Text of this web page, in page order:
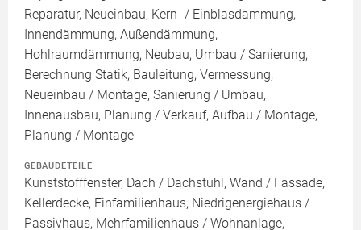
Reparatur, Neueinbau, Kern- / Einblasdämmung,
Innendämmung, Außendämmung,
Hohlraumdämmung, Neubau, Umbau / Sanierung,
Berechnung Statik, Bauleitung, Vermessung,
Neueinbau / Montage, Sanierung / Umbau,
Innenausbau, Planung / Verkauf, Aufbau / Montage,
Planung / Montage
GEBÄUDETEILE
Kunststofffenster, Dach / Dachstuhl, Wand / Fassade,
Kellerdecke, Einfamilienhaus, Niedrigenergiehaus /
Passivhaus, Mehrfamilienhaus / Wohnanlage,